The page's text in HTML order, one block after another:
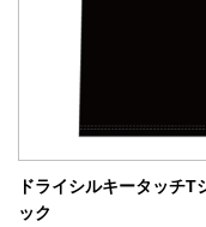
ドライシルキータッチT
ック